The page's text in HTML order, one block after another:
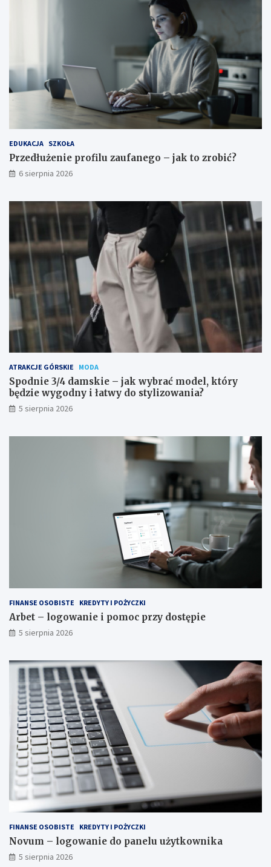
EDUKACJA SZKOŁA
Przedłużenie profilu zaufanego – jak to zrobić?
6 sierpnia 2026
ATRAKCJE GÓRSKIE MODA
Spodnie 3/4 damskie – jak wybrać model, który
będzie wygodny i łatwy do stylizowania?
5 sierpnia 2026
FINANSE OSOBISTE KREDYTY I POŻYCZKI
Arbet – logowanie i pomoc przy dostępie
5 sierpnia 2026
FINANSE OSOBISTE KREDYTY I POŻYCZKI
Novum – logowanie do panelu użytkownika
5 sierpnia 2026